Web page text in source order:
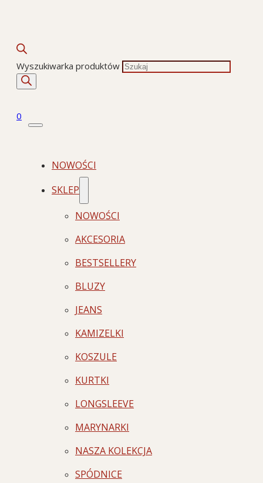
Wyszukiwarka produktów
0
NOWOŚCI
SKLEP
NOWOŚCI
AKCESORIA
BESTSELLERY
BLUZY
JEANS
KAMIZELKI
KOSZULE
KURTKI
LONGSLEEVE
MARYNARKI
NASZA KOLEKCJA
SPÓDNICE